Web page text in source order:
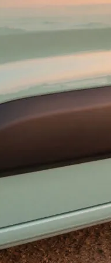
この画像の記事を